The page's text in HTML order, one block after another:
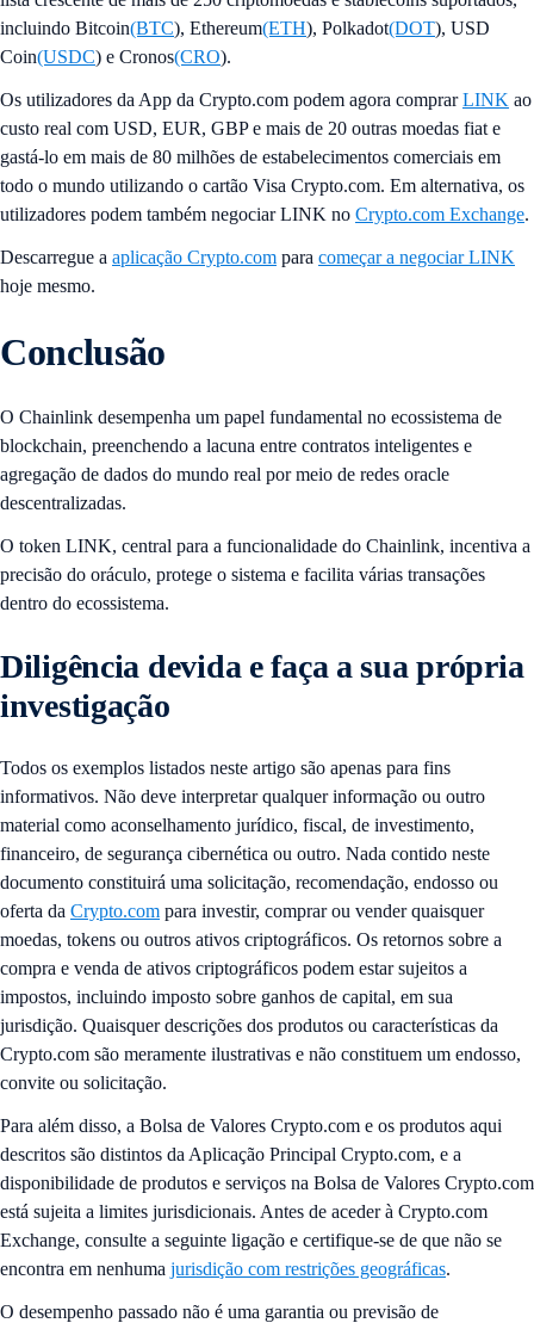
incluindo Bitcoin(BTC), Ethereum(ETH), Polkadot(DOT), USD
Coin(USDC) e Cronos(CRO).
Os utilizadores da App da Crypto.com podem agora comprarLINK ao
custo real com USD, EUR, GBP e mais de 20 outras moedas fiat e
gastá-lo em mais de 80 milhões de estabelecimentos comerciais em
todo o mundo utilizando o cartão Visa Crypto.com. Em alternativa, os
utilizadores podem também negociar LINK no Crypto.com Exchange.
Descarregue a aplicação Crypto.com para começar a negociar LINK
hoje mesmo.
Conclusão
O Chainlink desempenha um papel fundamental no ecossistema de
blockchain, preenchendo a lacuna entre contratos inteligentes e
agregação de dados do mundo real por meio de redes oracle
descentralizadas.
O token LINK, central para a funcionalidade do Chainlink, incentiva a
precisão do oráculo, protege o sistema e facilita várias transações
dentro do ecossistema.
Diligência devida e faça a sua própria
investigação
Todos os exemplos listados neste artigo são apenas para fins
informativos. Não deve interpretar qualquer informação ou outro
material como aconselhamento jurídico, fiscal, de investimento,
financeiro, de segurança cibernética ou outro. Nada contido neste
documento constituirá uma solicitação, recomendação, endosso ou
oferta da Crypto.com para investir, comprar ou vender quaisquer
moedas, tokens ou outros ativos criptográficos. Os retornos sobre a
compra e venda de ativos criptográficos podem estar sujeitos a
impostos, incluindo imposto sobre ganhos de capital, em sua
jurisdição. Quaisquer descrições dos produtos ou características da
Crypto.com são meramente ilustrativas e não constituem um endosso,
convite ou solicitação.
Para além disso, a Bolsa de Valores Crypto.com e os produtos aqui
descritos são distintos da Aplicação Principal Crypto.com, e a
disponibilidade de produtos e serviços na Bolsa de Valores Crypto.com
está sujeita a limites jurisdicionais. Antes de aceder à Crypto.com
Exchange, consulte a seguinte ligação e certifique-se de que não se
encontra em nenhuma jurisdição com restrições geográficas.
O desempenho passado não é uma garantia ou previsão de